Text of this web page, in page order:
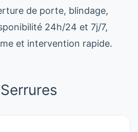
de porte, blindage,
24h/24 et 7j/7,
et intervention rapide.